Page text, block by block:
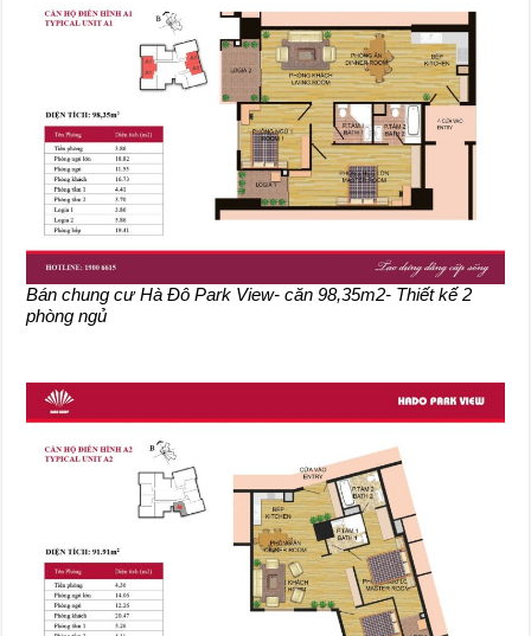
Bán chung cư Hà Đô Park View- căn 98,35m2- Thiết kế 2
phòng ngủ